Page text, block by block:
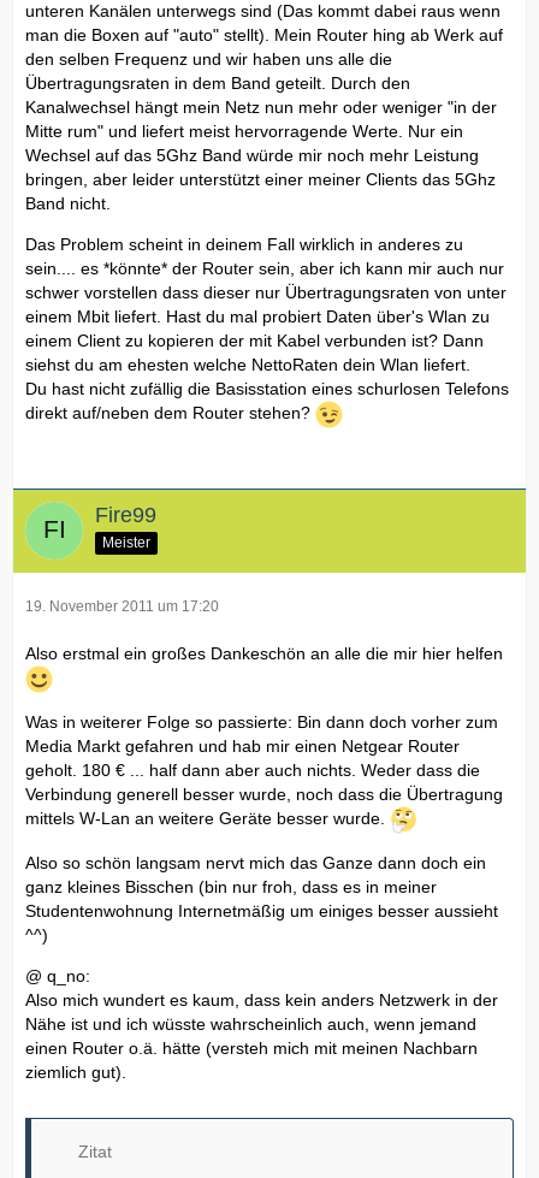
unteren Kanälen unterwegs sind (Das kommt dabei raus wenn
man die Boxen auf "auto" stellt). Mein Router hing ab Werk auf
den selben Frequenz und wir haben uns alle die
Übertragungsraten in dem Band geteilt. Durch den
Kanalwechsel hängt mein Netz nun mehr oder weniger "in der
Mitte rum" und liefert meist hervorragende Werte. Nur ein
Wechsel auf das 5Ghz Band würde mir noch mehr Leistung
bringen, aber leider unterstützt einer meiner Clients das 5Ghz
Band nicht.
Das Problem scheint in deinem Fall wirklich in anderes zu
sein.... es *könnte* der Router sein, aber ich kann mir auch nur
schwer vorstellen dass dieser nur Übertragungsraten von unter
einem Mbit liefert. Hast du mal probiert Daten über's Wlan zu
einem Client zu kopieren der mit Kabel verbunden ist? Dann
siehst du am ehesten welche NettoRaten dein Wlan liefert.
Du hast nicht zufällig die Basisstation eines schurlosen Telefons
direkt auf/neben dem Router stehen?
Fire99
Meister
19. November 2011 um 17:20
Also erstmal ein großes Dankeschön an alle die mir hier helfen
Was in weiterer Folge so passierte: Bin dann doch vorher zum
Media Markt gefahren und hab mir einen Netgear Router
geholt. 180 € ... half dann aber auch nichts. Weder dass die
Verbindung generell besser wurde, noch dass die Übertragung
mittels W-Lan an weitere Geräte besser wurde.
Also so schön langsam nervt mich das Ganze dann doch ein
ganz kleines Bisschen (bin nur froh, dass es in meiner
Studentenwohnung Internetmäßig um einiges besser aussieht
^^)
@ q_no:
Also mich wundert es kaum, dass kein anders Netzwerk in der
Nähe ist und ich wüsste wahrscheinlich auch, wenn jemand
einen Router o.ä. hätte (versteh mich mit meinen Nachbarn
ziemlich gut).
Zitat